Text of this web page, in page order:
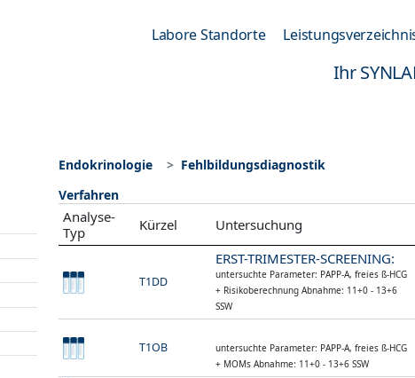
Labore Standorte
Ihr
Endokrinologie
Fehlbildungsdiagnostik
Verfahren
Analyse-
Typ
Kürzel Untersuchung
T1DD
ERST-TRIMESTER-SCREENING:
untersuchte Parameter: PAPP-A, freies ß-HCG
+ Risikoberechnung Abnahme: 11+0 - 13+6
SSW
T1OB
untersuchte Parameter: PAPP-A, freies ß-HCG
+ MOMs Abnahme: 11+0 - 13+6 SSW